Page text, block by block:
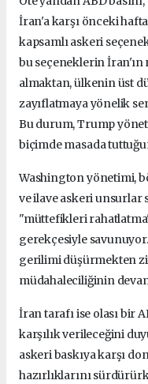
İran'a karşı önceki
kapsamlı askeri
bu seçeneklerin
almaktan, ülkenin üst
zayıflatmaya yönelik
Bu durum, Trump
biçimde masada
Washington yönetimi,
ve ilave askeri unsurlar
"müttefikleri
gerekçesiyle
gerilimi düşürmekten
müdahaleciliğinin
İran tarafı ise olası bir
karşılık verileceğini
askeri baskıya karşı
hazırlıklarını